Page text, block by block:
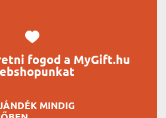
fogod a MyGift.hu
MINDIG